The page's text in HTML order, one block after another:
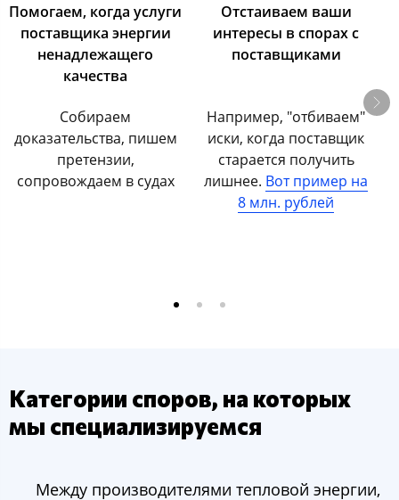
Помогаем, когда услуги
поставщика энергии
ненадлежащего
качества
Собираем
доказательства, пишем
претензии,
сопровождаем в судах
Отстаиваем ваши
интересы в спорах с
поставщиками
Например, "отбиваем"
иски, когда поставщик
старается получить
лишнее. Вот пример на
8 млн. рублей
Категории споров, на которых
мы специализируемся
Между производителями тепловой энергии,